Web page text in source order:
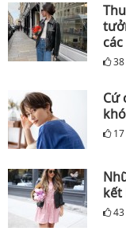
38
Cứ
17
kết
43